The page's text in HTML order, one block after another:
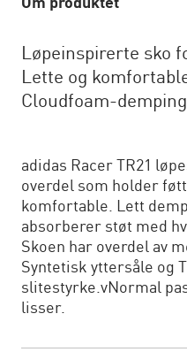
Om produktet
Løpeinspirerte sko
Lette og
Cloudfoam-demping
adidas Racer TR21
overdel som holder
komfortable. Lett
absorberer støt med
Skoen har overdel av
Syntetisk yttersåle og
slitestyrke.vNormal
lisser.